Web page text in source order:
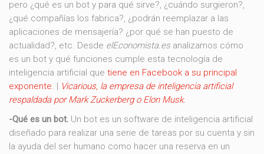
pero ¿qué es un bot y para qué sirve?, ¿cuándo surgieron?,
¿qué compañías los fabrica?, ¿podrán reemplazar a las
aplicaciones de mensajería? ¿por qué se han puesto de
actualidad?, etc. Desde elEconomista.es analizamos cómo
es un bot y qué funciones cumple esta tecnología de
inteligencia artificial que tiene en Facebook a su principal
exponente. | Vicarious, la empresa de inteligencia artificial
respaldada por Mark Zuckerberg o Elon Musk.
-Qué es un bot. Un bot es un software de inteligencia artificial
diseñado para realizar una serie de tareas por su cuenta y sin
la ayuda del ser humano como hacer una reserva en un